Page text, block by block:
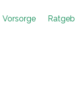
Vorsorge